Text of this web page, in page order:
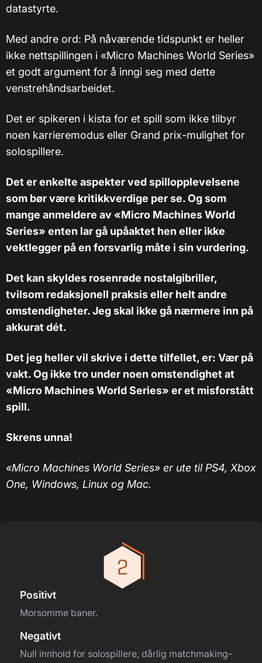
datastyrte.
Med andre ord: På nåværende tidspunkt er heller
ikke nettspillingen i «Micro Machines World Series»
et godt argument for å inngi seg med dette
venstrehåndsarbeidet.
Det er spikeren i kista for et spill som ikke tilbyr
noen karrieremodus eller Grand prix-mulighet for
solospillere.
Det er enkelte aspekter ved spillopplevelsene
som bør være kritikkverdige per se. Og som
mange anmeldere av «Micro Machines World
Series» enten lar gå upåaktet hen eller ikke
vektlegger på en forsvarlig måte i sin vurdering.
Det kan skyldes rosenrøde nostalgibriller,
tvilsom redaksjonell praksis eller helt andre
omstendigheter. Jeg skal ikke gå nærmere inn på
akkurat dét.
Det jeg heller vil skrive i dette tilfellet, er: Vær på
vakt. Og ikke tro under noen omstendighet at
«Micro Machines World Series» er et misforstått
spill.
Skrens unna!
«Micro Machines World Series» er ute til PS4, Xbox
One, Windows, Linux og Mac.
Positivt
Morsomme baner.
Negativt
Null innhold for solospillere, dårlig matchmaking-